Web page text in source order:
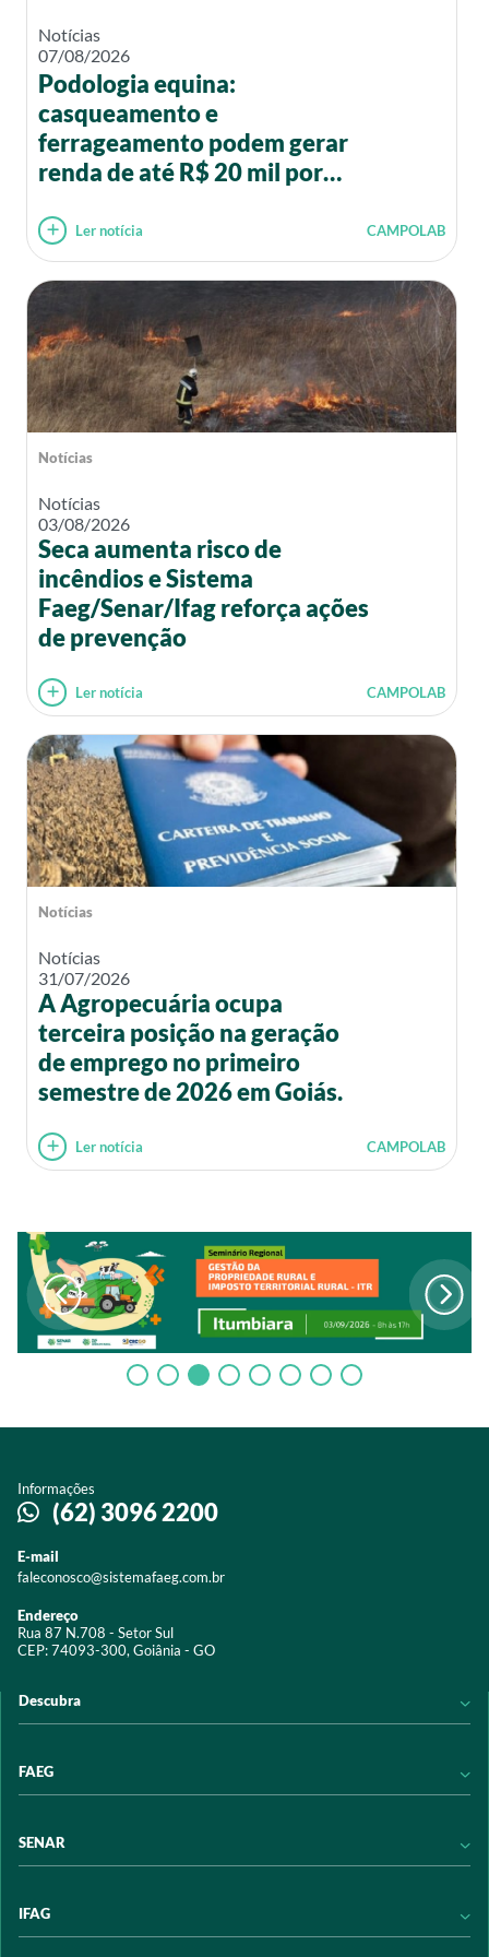
Notícias
07/08/2026
Podologia equina:
casqueamento e
ferrageamento podem gerar
renda de até R$ 20 mil por
Ler notícia CAMPOLAB
Notícias
Notícias
03/08/2026
Seca aumenta risco de
incêndios e Sistema
Faeg/Senar/Ifag reforça ações
de prevenção
Ler notícia CAMPOLAB
Notícias
Notícias
31/07/2026
A Agropecuária ocupa
terceira posição na geração
de emprego no primeiro
semestre de 2026 em Goiás.
Ler notícia CAMPOLAB
Informações
(62) 3096 2200
E-mail
faleconosco@sistemafaeg.com.br
Endereço
Rua 87 N.708 - Setor Sul
CEP: 74093-300, Goiânia - GO
Descubra
Acervo digital
Programas e Serviços
Trabalhe conosco
FAEG
Transparência
SENAR
Transparência
IFAG